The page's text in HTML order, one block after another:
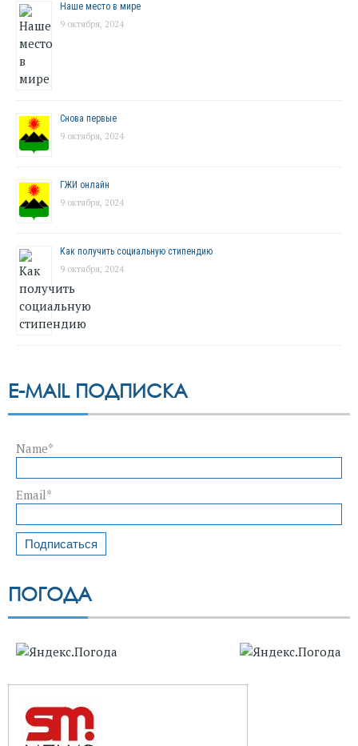
Наше место в мире
9 октября, 2024
Снова первые
9 октября, 2024
ГЖИ онлайн
9 октября, 2024
Как получить социальную стипендию
9 октября, 2024
E-MAIL ПОДПИСКА
Name*
Email*
ПОГОДА